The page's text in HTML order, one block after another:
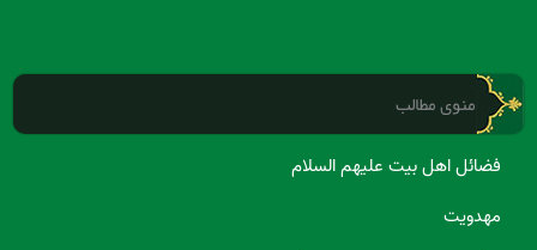
منوی مطالب
فضائل اهل بیت علیهم السلام
مهدویت